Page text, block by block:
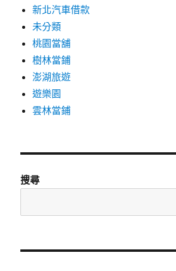
新北汽車借款
未分類
桃園當舖
樹林當鋪
澎湖旅遊
遊樂園
雲林當鋪
搜尋